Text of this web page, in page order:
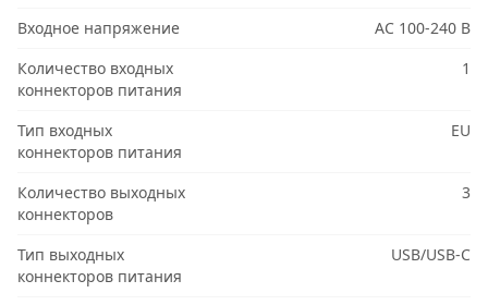
Входное напряжение
AC 100-240 В
Количество входных
коннекторов питания
1
Тип входных
коннекторов питания
EU
Количество выходных
коннекторов
3
Тип выходных
коннекторов питания
USB/USB-C